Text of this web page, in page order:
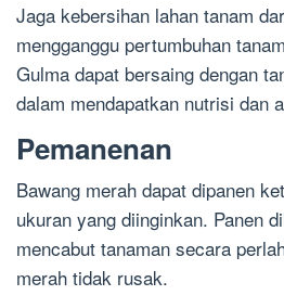
Jaga kebersihan lahan tanam
mengganggu pertumbuhan
Gulma dapat bersaing dengan
dalam mendapatkan nutrisi dan
Pemanenan
Bawang merah dapat dipanen
ukuran yang diinginkan. Panen
mencabut tanaman secara
merah tidak rusak.